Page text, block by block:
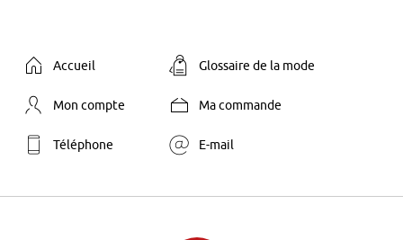
Accueil Glossaire de la mode
Mon compte Ma commande
Téléphone E-mail